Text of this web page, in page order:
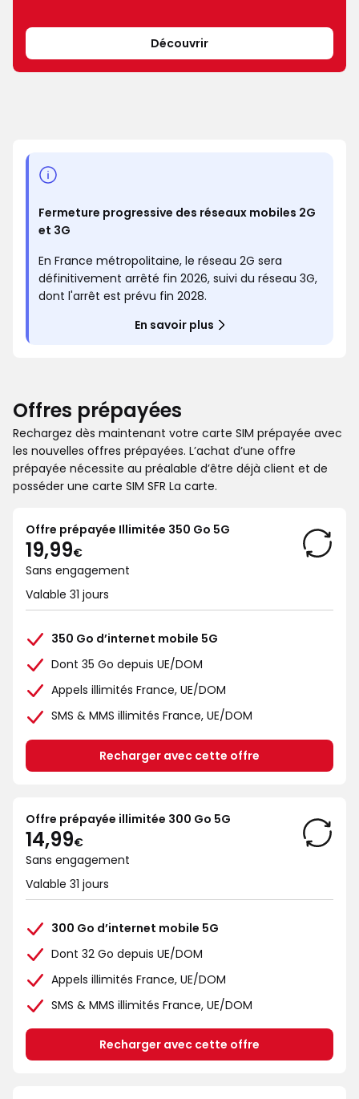
Découvrir
Fermeture progressive des réseaux mobiles 2G
et 3G
En France métropolitaine, le réseau 2G sera
définitivement arrêté fin 2026, suivi du réseau 3G,
dont l'arrêt est prévu fin 2028.
En savoir plus
Offres prépayées
Rechargez dès maintenant votre carte SIM prépayée avec
les nouvelles offres prépayées. L’achat d’une offre
prépayée nécessite au préalable d’être déjà client et de
posséder une carte SIM SFR La carte.
Offre prépayée Illimitée 350 Go 5G
19,99€
19€99
Sans engagement
Valable 31 jours
350 Go d’internet mobile 5G
Dont 35 Go depuis UE/DOM
Appels illimités France, UE/DOM
SMS & MMS illimités France, UE/DOM
Recharger avec cette offre
Offre prépayée illimitée 300 Go 5G
14,99€
14€99
Sans engagement
Valable 31 jours
300 Go d’internet mobile 5G
Dont 32 Go depuis UE/DOM
Appels illimités France, UE/DOM
SMS & MMS illimités France, UE/DOM
Recharger avec cette offre